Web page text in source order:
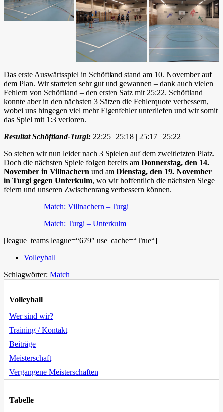
Das erste Auswärtsspiel in Schöftland stand am 10. November auf
dem Plan. Wir starteten sehr gut und gewannen – dank auch vielen
Fehlern von Schöftland – den ersten Satz mit 25:22. Schöftland
konnte aber in den nächsten 3 Sätzen die Fehlerquote verbessern,
wobei uns hingegen viel mehr Eigenfehler unterliefen und wir somit
das Spiel mit 1:3 verloren.
Resultat Schöftland-Turgi: 22:25 | 25:18 | 25:17 | 25:22
So stehen wir nun leider nach 3 Spielen auf dem zweitletzten Platz.
Doch die nächsten Spiele folgen bereits am Donnerstag, den 14.
November in Villnachern und am Dienstag, den 19. November
in Turgi gegen Unterkulm, wo wir hoffentlich die nächsten Siege
feiern und unseren Zwischenrang verbessern können.
Match: Villnachern – Turgi
Match: Turgi – Unterkulm
[league_teams league=“679″ use_cache=“True“]
Volleyball
Schlagwörter: Match
Volleyball
Wer sind wir?
Training / Kontakt
Beiträge
Meisterschaft
Vergangene Meisterschaften
Tabelle